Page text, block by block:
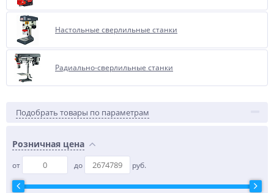
Настольные сверлильные станки
Радиально-сверлильные станки
Подобрать товары по параметрам
Розничная цена
от до руб.